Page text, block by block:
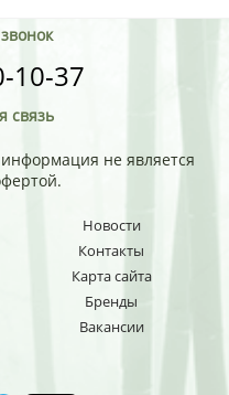
10-37
связь
не является
Новости
Контакты
Карта сайта
Бренды
Вакансии